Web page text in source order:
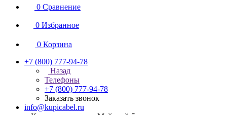
0 Сравнение
0 Избранное
0 Корзина
+7 (800) 777-94-78
Назад
Телефоны
+7 (800) 777-94-78
Заказать звонок
info@kupicabel.ru